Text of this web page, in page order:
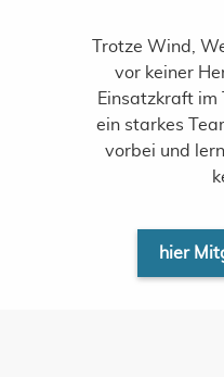
Trotze Wind,
vor keiner
Einsatzkraft im
ein starkes
vorbei und
hier